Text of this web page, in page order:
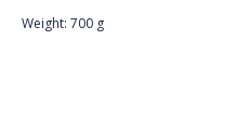
Weight: 700 g